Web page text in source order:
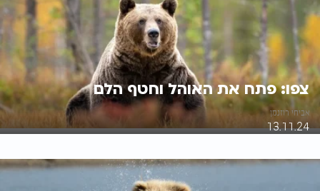
צפו: פתח את האוהל וחטף הלם
אביחי רוזנמן
13.11.24